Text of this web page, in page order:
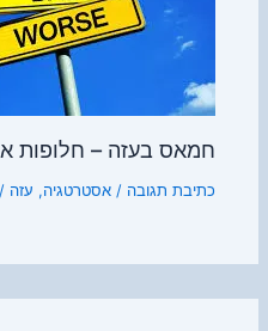
חמאס בעזה – חלופות
כתיבת תגובה /אסטרטגיה, עזה